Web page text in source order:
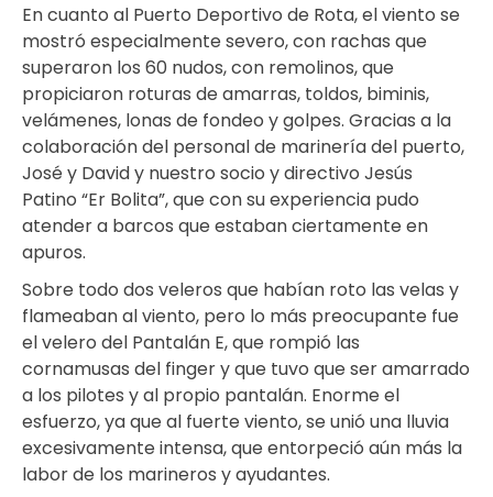
En cuanto al Puerto Deportivo de Rota, el viento se
mostró especialmente severo, con rachas que
superaron los 60 nudos, con remolinos, que
propiciaron roturas de amarras, toldos, biminis,
velámenes, lonas de fondeo y golpes. Gracias a la
colaboración del personal de marinería del puerto,
José y David y nuestro socio y directivo Jesús
Patino “Er Bolita”, que con su experiencia pudo
atender a barcos que estaban ciertamente en
apuros.
Sobre todo dos veleros que habían roto las velas y
flameaban al viento, pero lo más preocupante fue
el velero del Pantalán E, que rompió las
cornamusas del finger y que tuvo que ser amarrado
a los pilotes y al propio pantalán. Enorme el
esfuerzo, ya que al fuerte viento, se unió una lluvia
excesivamente intensa, que entorpeció aún más la
labor de los marineros y ayudantes.